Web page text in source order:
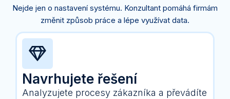
Nejde jen o nastavení systému. Konzultant pomáhá firmám
změnit způsob práce a lépe využívat data.
Navrhujete řešení
Analyzujete procesy zákazníka a převádíte